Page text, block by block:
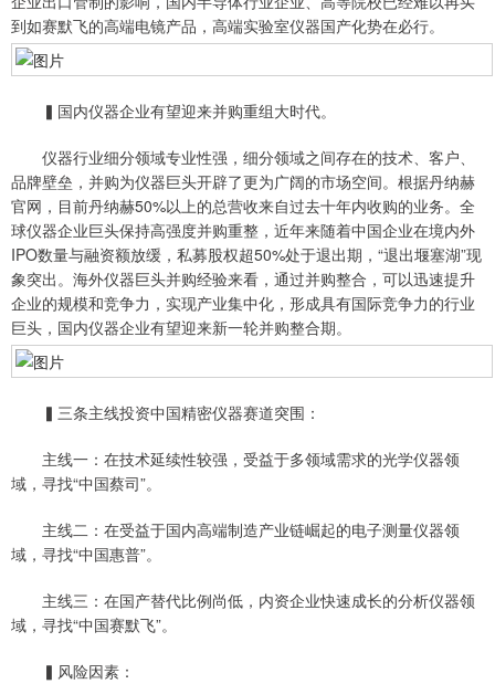
到如赛默飞的高端电镜产品，高端实验室仪器国产化势在必行。
▍国内仪器企业有望迎来并购重组大时代。
仪器行业细分领域专业性强，细分领域之间存在的技术、客户、
品牌壁垒，并购为仪器巨头开辟了更为广阔的市场空间。根据丹纳赫
官网，目前丹纳赫50%以上的总营收来自过去十年内收购的业务。全
球仪器企业巨头保持高强度并购重整，近年来随着中国企业在境内外
IPO数量与融资额放缓，私募股权超50%处于退出期，“退出堰塞湖”现
象突出。海外仪器巨头并购经验来看，通过并购整合，可以迅速提升
企业的规模和竞争力，实现产业集中化，形成具有国际竞争力的行业
巨头，国内仪器企业有望迎来新一轮并购整合期。
▍三条主线投资中国精密仪器赛道突围：
主线一：在技术延续性较强，受益于多领域需求的光学仪器领
域，寻找“中国蔡司”。
主线二：在受益于国内高端制造产业链崛起的电子测量仪器领
域，寻找“中国惠普”。
主线三：在国产替代比例尚低，内资企业快速成长的分析仪器领
域，寻找“中国赛默飞”。
▍风险因素：